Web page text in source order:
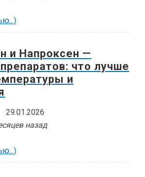
и Напроксен —
что лучше
и
29.01.2026
назад